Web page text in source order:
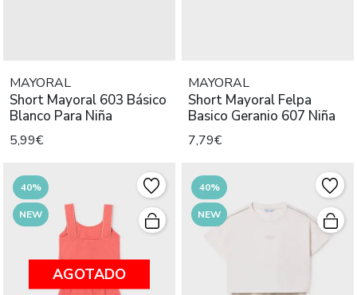
MAYORAL
Short Mayoral 603 Básico
Blanco Para Niña
5,99€
MAYORAL
Short Mayoral Felpa
Basico Geranio 607 Niña
7,79€
40%
NEW
AGOTADO
40%
NEW